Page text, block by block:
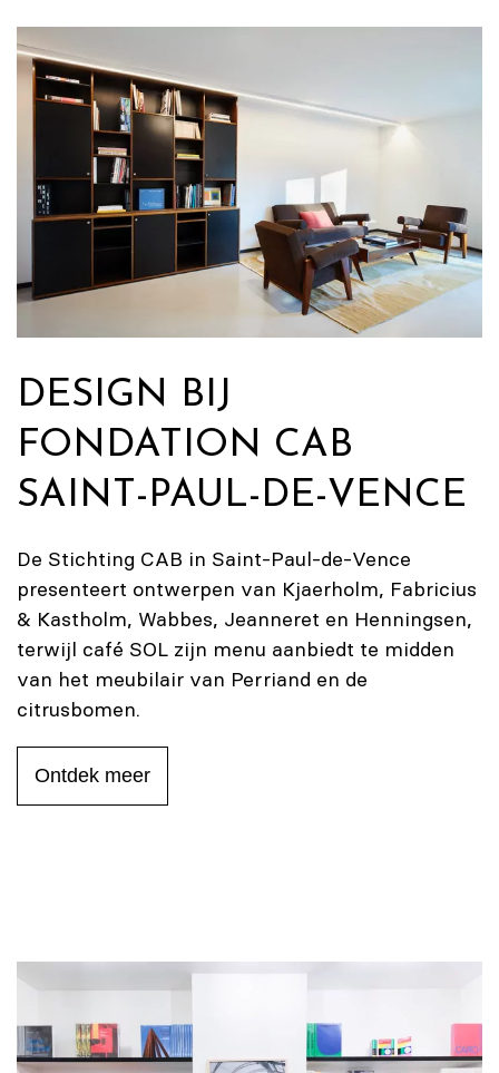
DESIGN BIJ
FONDATION CAB
SAINT-PAUL-DE-VENCE
De Stichting CAB in Saint-Paul-de-Vence
presenteert ontwerpen van Kjaerholm, Fabricius
& Kastholm, Wabbes, Jeanneret en Henningsen,
terwijl café SOL zijn menu aanbiedt te midden
van het meubilair van Perriand en de
citrusbomen.
Ontdek meer